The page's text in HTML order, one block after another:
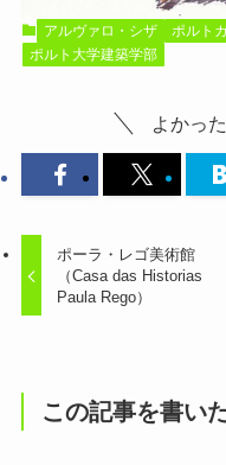
アルヴァロ・シザ
ポルト
ポルト大学建築学部
よかっ
ポーラ・レゴ美術館
（Casa das Historias
Paula Rego）
この記事を書い